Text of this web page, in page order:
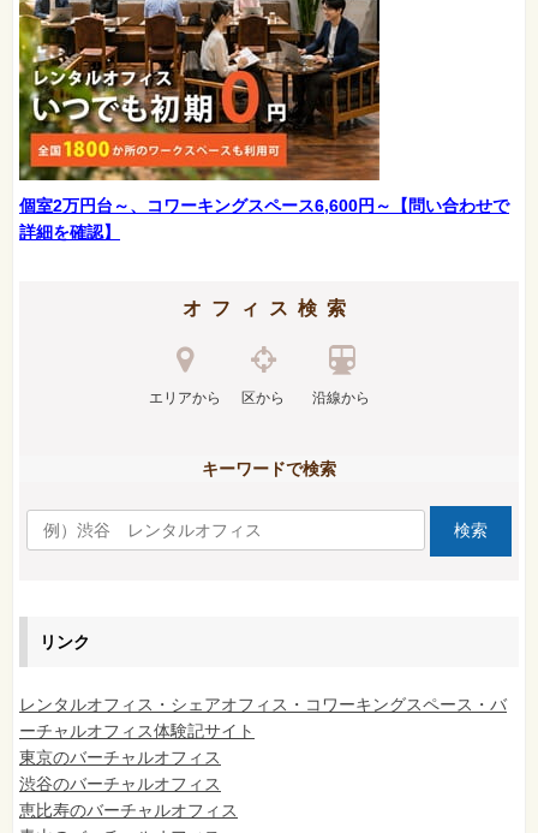
個室2万円台～、コワーキングスペース6,600円～【問い合わせで
詳細を確認】
オフィス検索
エリアから 区から 沿線から
キーワードで検索
リンク
レンタルオフィス・シェアオフィス・コワーキングスペース・バ
ーチャルオフィス体験記サイト
東京のバーチャルオフィス
渋谷のバーチャルオフィス
恵比寿のバーチャルオフィス